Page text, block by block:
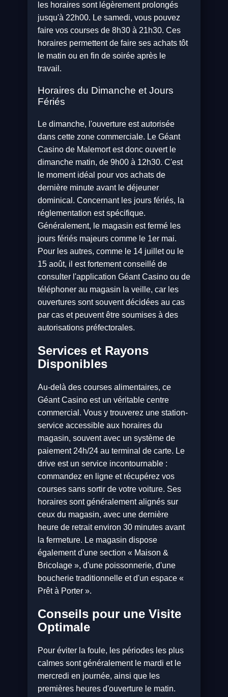
les horaires sont légèrement prolongés
jusqu'à 22h00. Le samedi, vous pouvez
faire vos courses de 8h30 à 21h30. Ces
horaires permettent de faire ses achats tôt
le matin ou en fin de soirée après le
travail.
Horaires du Dimanche et Jours
Fériés
Le dimanche, l'ouverture est autorisée
dans cette zone commerciale. Le Géant
Casino de Malemort est donc ouvert le
dimanche matin, de 9h00 à 12h30. C'est
le moment idéal pour vos achats de
dernière minute avant le déjeuner
dominical. Concernant les jours fériés, la
réglementation est spécifique.
Généralement, le magasin est fermé les
jours fériés majeurs comme le 1er mai.
Pour les autres, comme le 14 juillet ou le
15 août, il est fortement conseillé de
consulter l'application Géant Casino ou de
téléphoner au magasin la veille, car les
ouvertures sont souvent décidées au cas
par cas et peuvent être soumises à des
autorisations préfectorales.
Services et Rayons
Disponibles
Au-delà des courses alimentaires, ce
Géant Casino est un véritable centre
commercial. Vous y trouverez une station-
service accessible aux horaires du
magasin, souvent avec un système de
paiement 24h/24 au terminal de carte. Le
drive est un service incontournable :
commandez en ligne et récupérez vos
courses sans sortir de votre voiture. Ses
horaires sont généralement alignés sur
ceux du magasin, avec une dernière
heure de retrait environ 30 minutes avant
la fermeture. Le magasin dispose
également d'une section « Maison &
Bricolage », d'une poissonnerie, d'une
boucherie traditionnelle et d'un espace «
Prêt à Porter ».
Conseils pour une Visite
Optimale
Pour éviter la foule, les périodes les plus
calmes sont généralement le mardi et le
mercredi en journée, ainsi que les
premières heures d'ouverture le matin.